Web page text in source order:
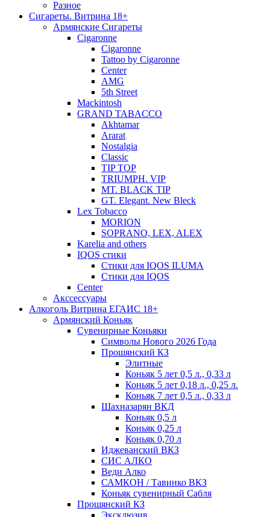
Разное
Сигареты. Витрина 18+
Армянские Сигареты
Cigaronne
Cigaronne
Tattoo by Cigaronne
Center
AMG
5th Street
Mackintosh
GRAND TABACCO
Akhtamar
Ararat
Nostalgia
Classic
TIP TOP
TRIUMPH. VIP
MT. BLACK TIP
GT. Elegant. New Bleck
Lex Tobacco
MORION
SOPRANO, LEX, ALEX
Karelia and others
IQOS стики
Стики для IQOS ILUMA
Стики для IQOS
Сenter
Акссессуары
Алкоголь Витрина ЕГАИС 18+
Армянский Коньяк
Сувенирные Коньяки
Символы Нового 2026 Года
Прошянский КЗ
Элитные
Коньяк 5 лет 0,5 л., 0,33 л
Коньяк 5 лет 0,18 л., 0,25 л.
Коньяк 7 лет 0,5 л., 0,33 л
Шахназарян ВКД
Коньяк 0,5 л
Коньяк 0,25 л
Коньяк 0,70 л
Иджеванский ВКЗ
СИС АЛКО
Веди Алко
САМКОН / Тавинко ВКЗ
Коньяк сувенирный Сабля
Прошянский КЗ
Эксклюзив